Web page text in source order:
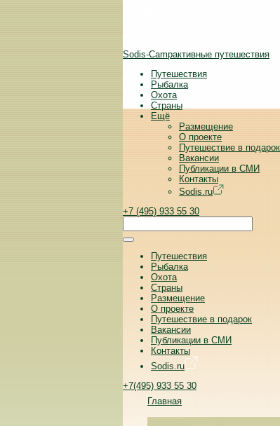
Sodis-Campактивные путешествия
Путешествия
Рыбалка
Охота
Страны
Ещё
Размещение
О проекте
Путешествие в подарок
Вакансии
Публикации в СМИ
Контакты
Sodis.ru
+7 (495) 933 55 30
Путешествия
Рыбалка
Охота
Страны
Размещение
О проекте
Путешествие в подарок
Вакансии
Публикации в СМИ
Контакты
Sodis.ru
+7(495) 933 55 30
Главная